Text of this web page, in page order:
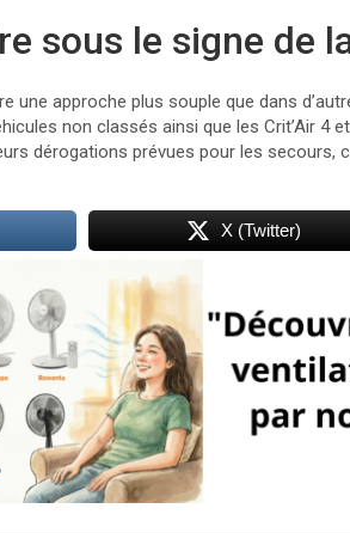
sous le signe de
une approche plus souple que dans
non classés ainsi que les Crit’Air 4
dérogations prévues pour les
X (Twitter)